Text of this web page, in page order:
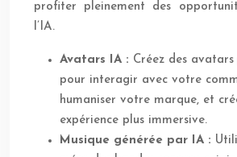
profiter pleinement des
l’IA.
Avatars IA : Créez des avatars
pour interagir avec votre
humaniser votre marque, et
expérience plus immersive.
Musique générée par IA :